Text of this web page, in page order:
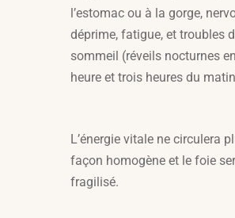
l’estomac ou à la gorge,
déprime, fatigue, et troubles
sommeil (réveils nocturnes
heure et trois heures du
L’énergie vitale ne circulera
façon homogène et le foie
fragilisé.